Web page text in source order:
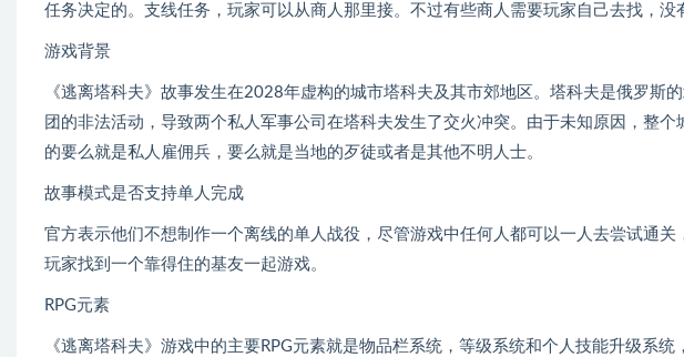
任务决定的。支线任务，玩家可以从商人那里接。不过有些商人需要玩家自己去找，没
游戏背景
《逃离塔科夫》故事发生在2028年虚构的城市塔科夫及其市郊地区。塔科夫是俄罗斯
团的非法活动，导致两个私人军事公司在塔科夫发生了交火冲突。由于未知原因，整
的要么就是私人雇佣兵，要么就是当地的歹徒或者是其他不明人士。
故事模式是否支持单人完成
官方表示他们不想制作一个离线的单人战役，尽管游戏中任何人都可以一人去尝试通
玩家找到一个靠得住的基友一起游戏。
RPG元素
《逃离塔科夫》游戏中的主要RPG元素就是物品栏系统，等级系统和个人技能升级系